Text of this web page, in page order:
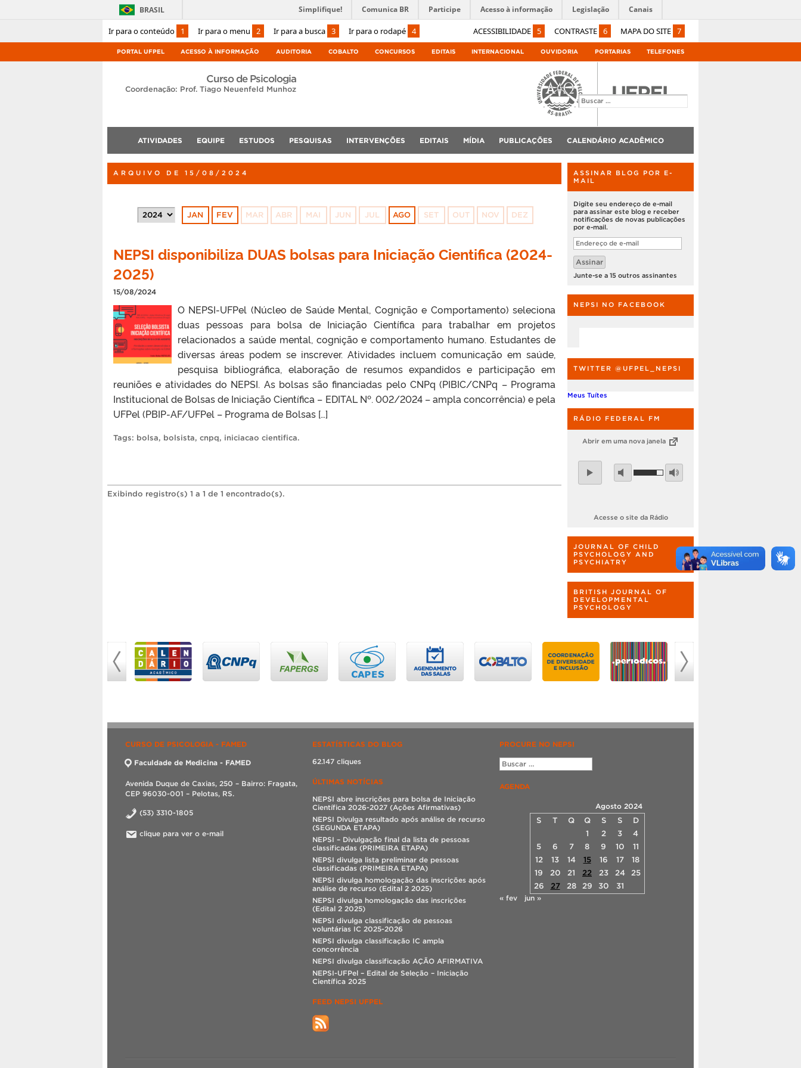
Ir para o conteúdo 1 Ir para o menu 2 Ir para a busca 3 Ir para o rodapé 4 ACESSIBILIDADE 5 CONTRASTE 6 MAPA DO SITE 7
BRASIL Simplifique! Comunica BR Participe Acesso à informação Legislação Canais
PORTAL UFPEL ACESSO À INFORMAÇÃO AUDITORIA COBALTO CONCURSOS EDITAIS INTERNACIONAL OUVIDORIA PORTARIAS TELEFONES
Curso de Psicologia
Coordenação: Prof. Tiago Neuenfeld Munhoz
ATIVIDADES EQUIPE ESTUDOS PESQUISAS INTERVENÇÕES EDITAIS MÍDIA PUBLICAÇÕES CALENDÁRIO ACADÊMICO
ARQUIVO DE 15/08/2024
JAN FEV MAR ABR MAI JUN JUL AGO SET OUT NOV DEZ
NEPSI disponibiliza DUAS bolsas para Iniciação Cientifica (2024-
2025)
15/08/2024
O NEPSI-UFPel (Núcleo de Saúde Mental, Cognição e Comportamento) seleciona
duas pessoas para bolsa de Iniciação Científica para trabalhar em projetos
relacionados a saúde mental, cognição e comportamento humano. Estudantes de
diversas áreas podem se inscrever. Atividades incluem comunicação em saúde,
pesquisa bibliográfica, elaboração de resumos expandidos e participação em
reuniões e atividades do NEPSI. As bolsas são financiadas pelo CNPq (PIBIC/CNPq – Programa
Institucional de Bolsas de Iniciação Científica – EDITAL Nº. 002/2024 – ampla concorrência) e pela
UFPel (PBIP-AF/UFPel – Programa de Bolsas […]
Tags: bolsa, bolsista, cnpq, iniciacao cientifica.
Exibindo registro(s) 1 a 1 de 1 encontrado(s).
ASSINAR BLOG POR E-
MAIL
Digite seu endereço de e-mail
para assinar este blog e receber
notificações de novas publicações
por e-mail.
Endereço
de
e-
mail
Assinar
Junte-se a 15 outros assinantes
NEPSI NO FACEBOOK
TWITTER @UFPEL_NEPSI
Meus Tuítes
RÁDIO FEDERAL FM
Abrir em uma nova janela
Acesse o site da Rádio
JOURNAL OF CHILD
PSYCHOLOGY AND
PSYCHIATRY
BRITISH JOURNAL OF
DEVELOPMENTAL
PSYCHOLOGY
CURSO DE PSICOLOGIA - FAMED
Faculdade de Medicina - FAMED
Avenida Duque de Caxias, 250 – Bairro: Fragata,
CEP 96030-001 – Pelotas, RS.
(53) 3310-1805
clique para ver o e-mail
ESTATÍSTICAS DO BLOG
62.147 cliques
ÚLTIMAS NOTÍCIAS
NEPSI abre inscrições para bolsa de Iniciação
Científica 2026-2027 (Ações Afirmativas)
NEPSI Divulga resultado após análise de recurso
(SEGUNDA ETAPA)
NEPSI – Divulgação final da lista de pessoas
classificadas (PRIMEIRA ETAPA)
NEPSI divulga lista preliminar de pessoas
classificadas (PRIMEIRA ETAPA)
NEPSI divulga homologação das inscrições após
análise de recurso (Edital 2 2025)
NEPSI divulga homologação das inscrições
(Edital 2 2025)
NEPSI divulga classificação de pessoas
voluntárias IC 2025-2026
NEPSI divulga classificação IC ampla
concorrência
NEPSI divulga classificação AÇÃO AFIRMATIVA
NEPSI-UFPel – Edital de Seleção – Iniciação
Científica 2025
FEED NEPSI UFPEL
PROCURE NO NEPSI
AGENDA
Agosto 2024
S T Q Q S S
D
1
2 3
4
5
6 7 8 9 10
11
12
13 14 15 16 17
18
19
20 21 22 23 24
25
26
27 28 29 30 31
« fev jun »